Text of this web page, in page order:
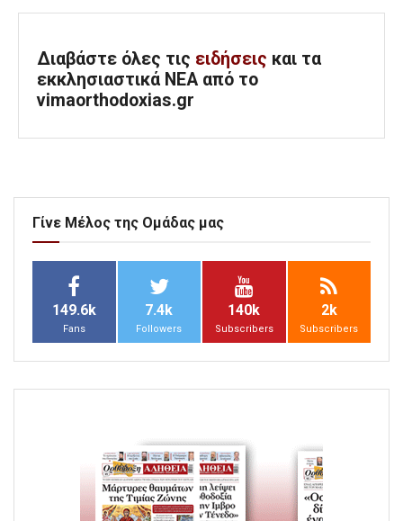
Διαβάστε όλες τις ειδήσεις και τα
εκκλησιαστικά ΝΕΑ από το
vimaorthodoxias.gr
Γίνε Μέλος της Ομάδας μας
149.6k
Fans
7.4k
Followers
140k
Subscribers
2k
Subscribers